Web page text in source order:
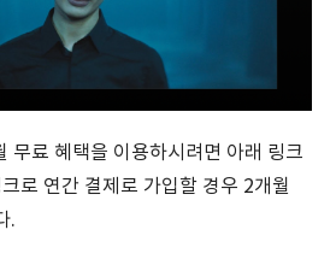
무료 혜택을 이용하시려면 아래 링크
로 연간 결제로 가입할 경우 2개월
.